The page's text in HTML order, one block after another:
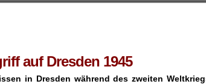
auf Dresden 1945
in Dresden während des zweiten